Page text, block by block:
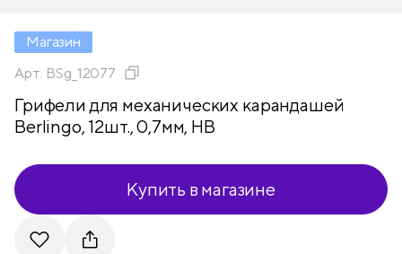
Магазин
Арт. BSg_12077
Грифели для механических карандашей
Berlingo, 12шт., 0,7мм, HB
Купить в магазине